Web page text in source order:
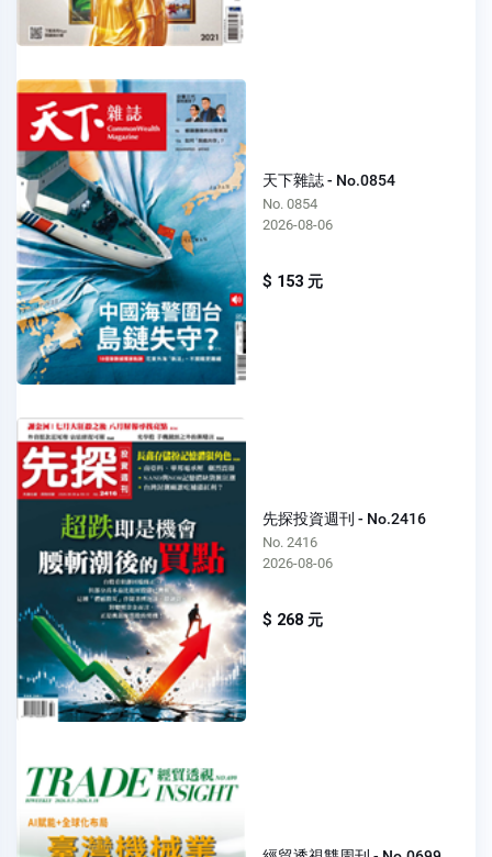
天下雜誌 - No.0854
No. 0854
2026-08-06
$ 153 元
先探投資週刊 - No.2416
No. 2416
2026-08-06
$ 268 元